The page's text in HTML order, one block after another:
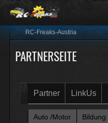
RC-Freaks-Austria
PARTNERSEITE
Partner LinkUs
Auto /Motor Bildung